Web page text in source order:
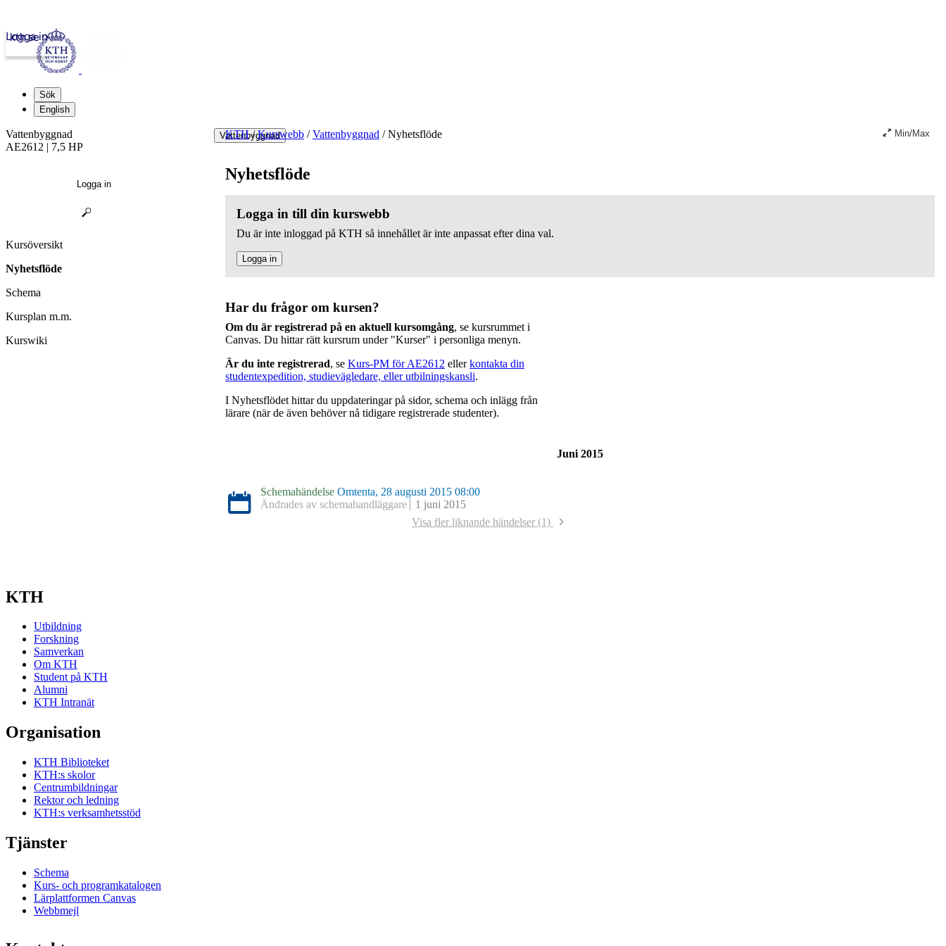
kth.se
Logga in
Sök
English
Vattenbyggnad
KTH / Kurswebb / Vattenbyggnad /Nyhetsflöde Min/Max
Nyhetsflöde
Logga in till din kurswebb
Du är inte inloggad på KTH så innehållet är inte anpassat efter dina val.
Logga in
Har du frågor om kursen?
Om du är registrerad på en aktuell kursomgång, se kursrummet i
Canvas. Du hittar rätt kursrum under "Kurser" i personliga menyn.
Är du inte registrerad, se Kurs-PM för AE2612 ellerkontakta din
studentexpedition, studievägledare, eller utbilningskansli.
I Nyhetsflödet hittar du uppdateringar på sidor, schema och inlägg från
lärare (när de även behöver nå tidigare registrerade studenter).
Juni 2015
Schemahändelse Omtenta, 28 augusti 2015 08:00
Ändrades av schemahandläggare
1 juni 2015
Visa fler liknande händelser (1)
Vattenbyggnad
AE2612 | 7,5 HP
Logga in
Kursöversikt
Nyhetsflöde
Schema
Kursplan m.m.
Kurswiki
KTH
Utbildning
Forskning
Samverkan
Om KTH
Student på KTH
Alumni
KTH Intranät
Organisation
KTH Biblioteket
KTH:s skolor
Centrumbildningar
Rektor och ledning
KTH:s verksamhetsstöd
Tjänster
Schema
Kurs- och programkatalogen
Lärplattformen Canvas
Webbmejl